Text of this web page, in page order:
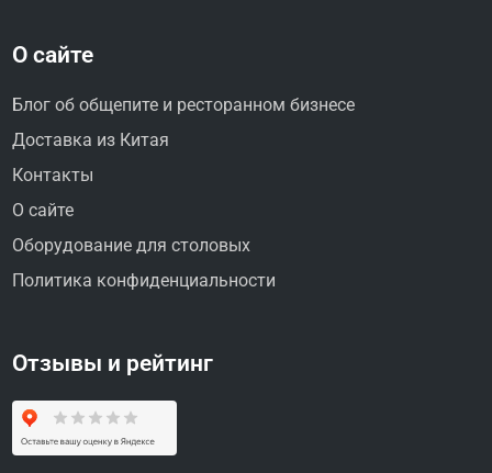
О сайте
Блог об общепите и ресторанном бизнесе
Доставка из Китая
Контакты
О сайте
Оборудование для столовых
Политика конфиденциальности
Отзывы и рейтинг